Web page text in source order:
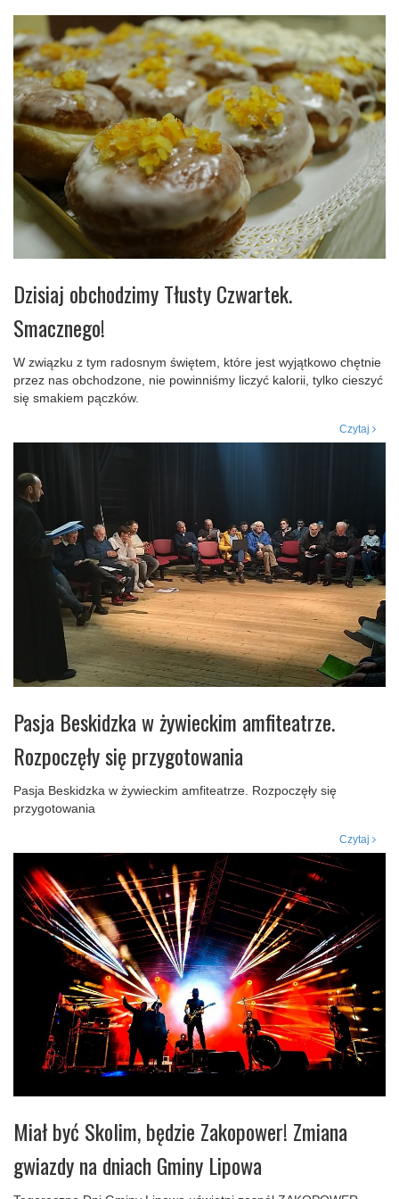
Dzisiaj obchodzimy Tłusty Czwartek.
Smacznego!
W związku z tym radosnym świętem, które jest wyjątkowo chętnie
przez nas obchodzone, nie powinniśmy liczyć kalorii, tylko cieszyć
się smakiem pączków.
Czytaj
Pasja Beskidzka w żywieckim amfiteatrze.
Rozpoczęły się przygotowania
Pasja Beskidzka w żywieckim amfiteatrze. Rozpoczęły się
przygotowania
Czytaj
Miał być Skolim, będzie Zakopower! Zmiana
gwiazdy na dniach Gminy Lipowa